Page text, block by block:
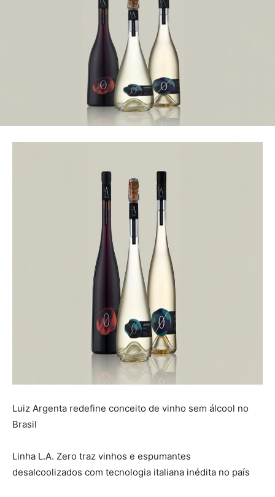
Luiz Argenta redefine conceito de vinho sem álcool no
Brasil
Linha L.A. Zero traz vinhos e espumantes
desalcoolizados com tecnologia italiana inédita no país